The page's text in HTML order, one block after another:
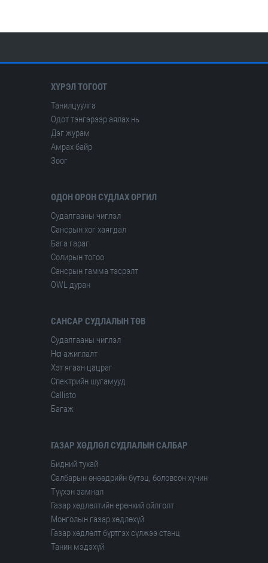
ХҮРЭЛ ТОГООТ
Танилцуулга
Одот тэнгэрээр аялах нь
Дэг журам
Амрах байр
Зоог
ОДОН ОРОН СУДЛАХ ОРГИЛ
Судалгааны чиглэл
Сансрын хог хаягдал
Бага гараг
Солирын тогоо
Сансрын гамма тэсрэлт
OWL дуран
САНСАР СУДЛАЛЫН ТӨВ
Судалгааны чиглэл
Hα ажиглалт
Хэт ягаан цацраг
Спектрийн шугамууд
Сallisto
Багаж
ГАЗАР ХӨДЛӨЛ СУДЛАЛЫН САЛБАР
Бидний тухай
Салбарын өнөөдрийн бүтэц, боловсон хүчин
Түүхэн замнал
Газар хөдлөлтийн ерөнхий ойлголт
Монголын газар хөдлөхүй
Газар хөдлөлт бүртгэх сүлжээ станц
Танин мэдэхүй